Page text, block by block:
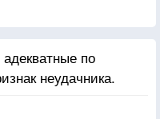
по
неудачника.